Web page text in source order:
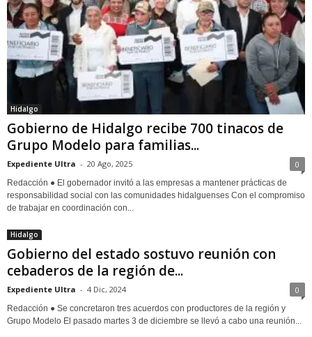
Hidalgo
Gobierno de Hidalgo recibe 700 tinacos de
Grupo Modelo para familias...
Expediente Ultra - 20 Ago, 2025 0
Redacción ● El gobernador invitó a las empresas a mantener prácticas de
responsabilidad social con las comunidades hidalguenses Con el compromiso
de trabajar en coordinación con...
Hidalgo
Gobierno del estado sostuvo reunión con
cebaderos de la región de...
Expediente Ultra - 4 Dic, 2024 0
Redacción ● Se concretaron tres acuerdos con productores de la región y
Grupo Modelo El pasado martes 3 de diciembre se llevó a cabo una reunión...